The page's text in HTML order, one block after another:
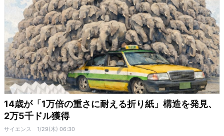
14歳が「1万倍の重さに耐える折り紙」構造を発見、
2万5千ドル獲得
サイエンス 1/29(木) 06:30